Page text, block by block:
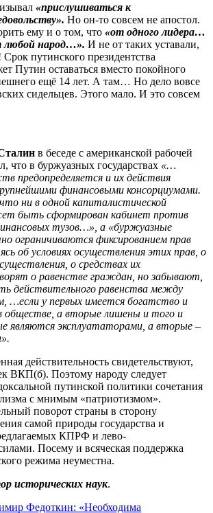
«прислушиваться к
Но он-то совсем не апостол.
ему и о том, что «от одного лидера…
любой народ…». И не от таких уставали,
путинского президентства
Путин оставаться вместо покойного
ещё 14 лет. А там… Но дело вовсе
сидельцев. Этого мало. И это совсем
в беседе с американской рабочей
что в буржуазных государствах «…
предопреде­ляется и их действия
финансовыми консорциу­мами.
ни в одной капиталистической
быть сформирован кабинет против
тузов…», а «буржуазные
ограничиваются фиксированием прав
об условиях осуществления этих прав, о
о средствах их
о равенстве граждан, но забывают,
действительного равенства между
…если у первых имеется богатство и
обществе, а вторые лишены и того и
являются эксплуататорами, а вторые –
действительность свидетельствуют,
ВКП(б). Поэтому народу следует
путинской политики сочетания
с мнимым «патриотизмом».
поворот страны в сторону
самой природы государства и
КПРФ и лево-
Посему и всяческая поддержка
режима неуместна.
исторических наук.
Федоткин: «Необходима